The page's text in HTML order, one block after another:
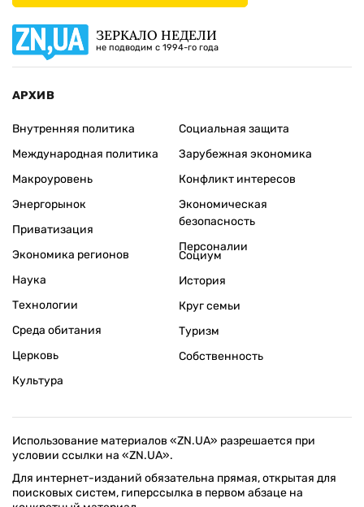
ЗЕРКАЛО НЕДЕЛИ
не подводим с 1994-го года
АРХИВ
Внутренняя политика
Международная политика
Макроуровень
Энергорынок
Приватизация
Экономика регионов
Социальная защита
Зарубежная экономика
Конфликт интересов
Экономическая
безопасность
Персоналии
Наука
Технологии
Среда обитания
Церковь
Культура
Социум
История
Круг семьи
Туризм
Собственность
Использование материалов «ZN.UA» разрешается при
условии ссылки на «ZN.UA».
Для интернет-изданий обязательна прямая, открытая для
поисковых систем, гиперссылка в первом абзаце на